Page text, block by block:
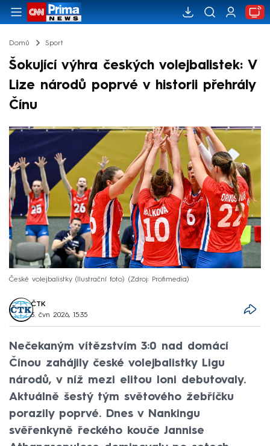
Domů Sport
Šokující výhra českých volejbalistek: V
Lize národů poprvé v historii přehrály
Čínu
České volejbalistky (Ilustrační foto) Zdroj: Profimedia
ČTK
3. čvn 2026, 15:35
Nečekaným vítězstvím 3:0 nad domácí
Čínou zahájily české volejbalistky Ligu
národů, v níž mezi elitou loni debutovaly.
Aktuálně šestý tým světového žebříčku
porazily poprvé. Dnes v Nankingu
svěřenkyně řeckého kouče Jannise